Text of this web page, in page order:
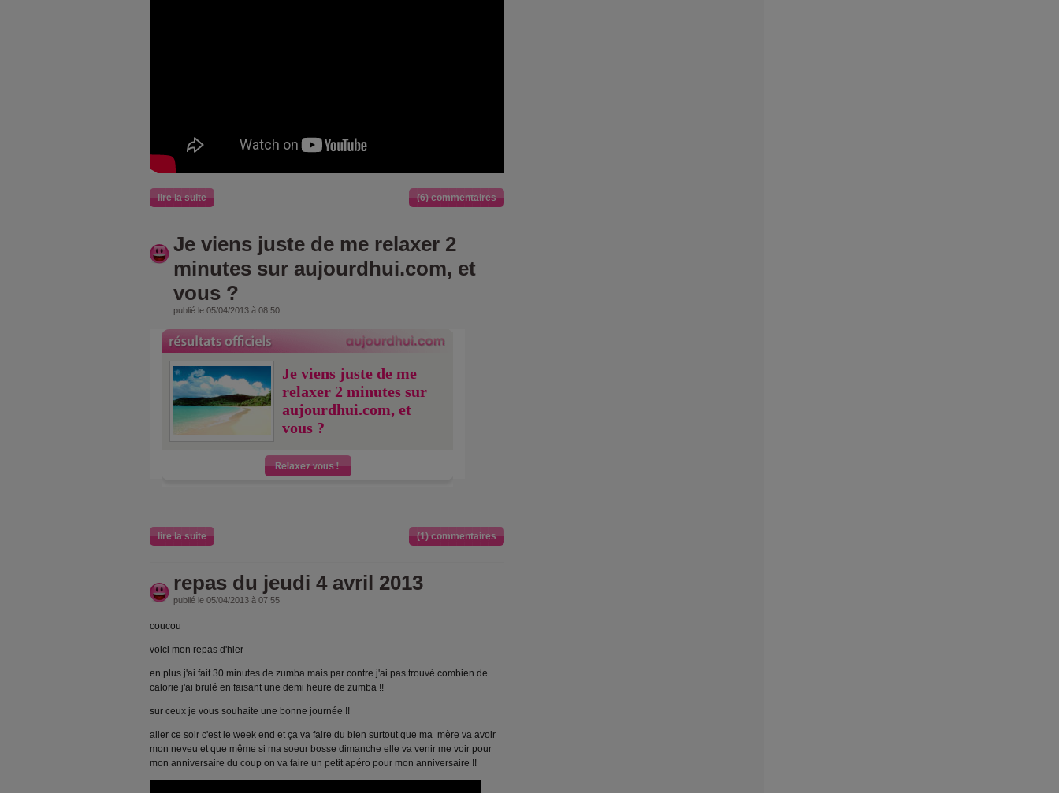
lire la suite (6) commentaires
Je viens juste de me relaxer 2
minutes sur aujourdhui.com, et
vous ?
publié le 05/04/2013 à 08:50
Je viens juste de me
relaxer 2 minutes sur
aujourdhui.com, et
vous ?
lire la suite (1) commentaires
repas du jeudi 4 avril 2013
publié le 05/04/2013 à 07:55
coucou
voici mon repas d'hier
en plus j'ai fait 30 minutes de zumba mais par contre j'ai pas trouvé combien de
calorie j'ai brulé en faisant une demi heure de zumba !!
sur ceux je vous souhaite une bonne journée !!
aller ce soir c'est le week end et ça va faire du bien surtout que ma mère va avoir
mon neveu et que même si ma soeur bosse dimanche elle va venir me voir pour
mon anniversaire du coup on va faire un petit apéro pour mon anniversaire !!